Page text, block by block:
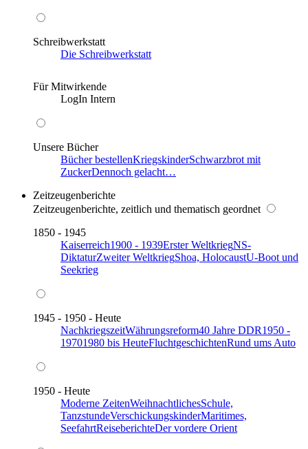
Schreibwerkstatt
Die Schreibwerkstatt
Für Mitwirkende
LogIn Intern
Unsere Bücher
Bücher bestellenKriegskinderSchwarzbrot mit
ZuckerDennoch gelacht…
Zeitzeugenberichte
Zeitzeugenberichte, zeitlich und thematisch geordnet
1850 - 1945
Kaiserreich1900 - 1939Erster WeltkriegNS-
DiktaturZweiter WeltkriegShoa, HolocaustU-Boot und
Seekrieg
1945 - 1950 - Heute
NachkriegszeitWährungsreform40 Jahre DDR1950 -
19701980 bis HeuteFluchtgeschichtenRund ums Auto
1950 - Heute
Moderne ZeitenWeihnachtlichesSchule,
TanzstundeVerschickungskinderMaritimes,
SeefahrtReiseberichteDer vordere Orient